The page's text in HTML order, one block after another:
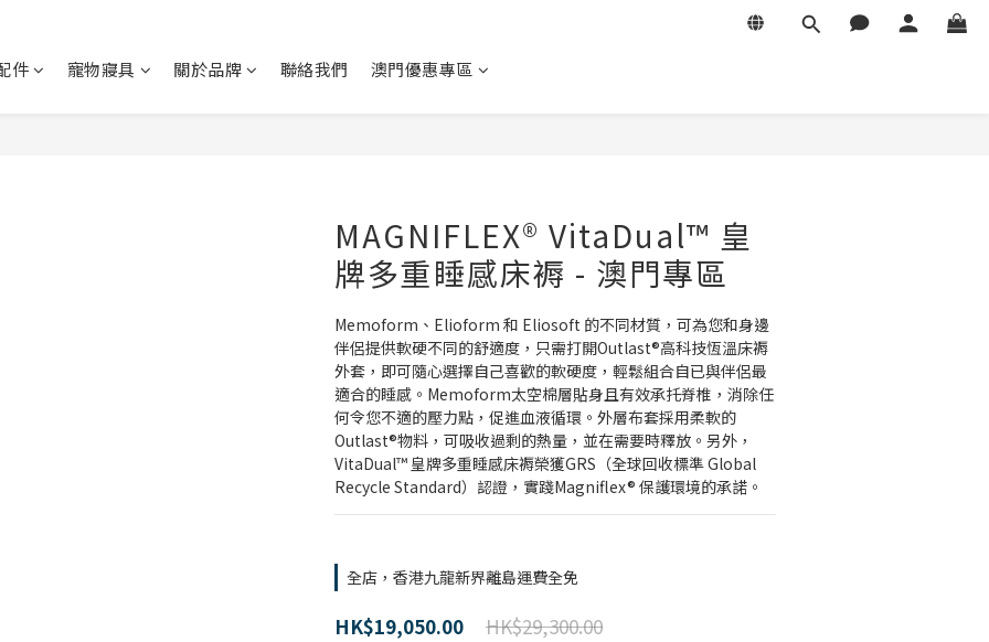
件 寵物寢具 關於品牌 聯絡我們 澳門優惠專區
MAGNIFLEX® VitaDual™ 皇
牌多重睡感床褥 - 澳門專區
Memoform、Elioform 和 Eliosoft 的不同材質，可為您和身邊
伴侶提供軟硬不同的舒適度，只需打開Outlast®高科技恆溫床褥
外套，即可隨心選擇自己喜歡的軟硬度，輕鬆組合自已與伴侶最
適合的睡感。Memoform太空棉層貼身且有效承托脊椎，消除任
何令您不適的壓力點，促進血液循環。外層布套採用柔軟的
Outlast®物料，可吸收過剩的熱量，並在需要時釋放。另外，
VitaDual™ 皇牌多重睡感床褥榮獲GRS（全球回收標準 Global
Recycle Standard）認證，實踐Magniflex® 保護環境的承諾。
全店，香港九龍新界離島運費全免
HK$29,300.00
HK$19,050.00